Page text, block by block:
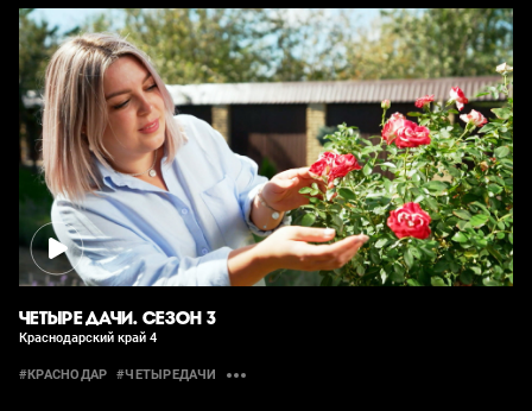
ЧЕТЫРЕ ДАЧИ. СЕЗОН 3
Краснодарский край 4
#КРАСНОДАР #ЧЕТЫРЕДАЧИ